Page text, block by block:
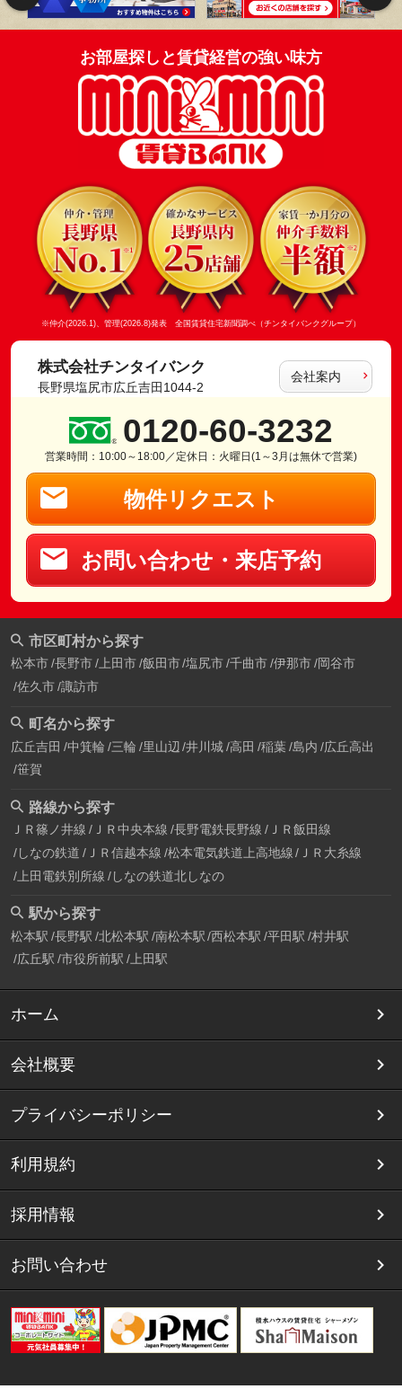
お部屋探しと賃貸経営の強い味方
※仲介(2026.1)、管理(2026.8)発表 全国賃貸住宅新聞調べ（チンタイバンクグループ）
株式会社チンタイバンク
長野県塩尻市広丘吉田1044-2
会社案内
0120-60-3232
営業時間：10:00～18:00／定休日：火曜日(1～3月は無休で営業)
物件リクエスト
お問い合わせ・来店予約
市区町村から探す
松本市 長野市 上田市 飯田市 塩尻市 千曲市 伊那市 岡谷市
佐久市 諏訪市
町名から探す
広丘吉田 中箕輪 三輪 里山辺 井川城 高田 稲葉 島内 広丘高出
笹賀
路線から探す
ＪＲ篠ノ井線 ＪＲ中央本線 長野電鉄長野線 ＪＲ飯田線
しなの鉄道 ＪＲ信越本線 松本電気鉄道上高地線
ＪＲ大糸線
上田電鉄別所線 しなの鉄道北しなの
駅から探す
松本駅 長野駅 北松本駅 南松本駅 西松本駅 平田駅 村井駅
広丘駅 市役所前駅 上田駅
ホーム
会社概要
プライバシーポリシー
利用規約
採用情報
お問い合わせ